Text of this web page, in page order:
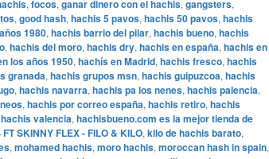
, focos, ganar dinero con el hachis, gangsters,
, good hash, hachis 5 pavos, hachis 50 pavos, hachis
1980, hachis barrio del pilar, hachis bueno, hachis
, hachis del moro, hachis dry, hachis en españa, hachis en
los años 1950, hachís en Madrid, hachis fresco, hachis
granada, hachis grupos msn, hachis guipuzcoa, hachis
, hachis navarra, hachis pa los nenes, hachis palencia,
, hachis por correo españa, hachis retiro, hachis
hachis valencia, hachisbueno.com es la mejor tienda de
SKINNY FLEX - FILO & KILO, kilo de hachis barato,
, mohamed hachis, moro hachis, moroccan hash in spain,